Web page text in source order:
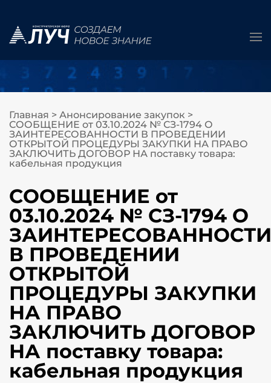
Главная > Анонсирование закупок >
СООБЩЕНИЕ от 03.10.2024 № СЗ-1794 О
ЗАИНТЕРЕСОВАННОСТИ В ПРОВЕДЕНИИ
ОТКРЫТОЙ ПРОЦЕДУРЫ ЗАКУПКИ НА ПРАВО
ЗАКЛЮЧИТЬ ДОГОВОР НА поставку товара:
кабельная продукция
СООБЩЕНИЕ от
03.10.2024 № СЗ-1794 О
ЗАИНТЕРЕСОВАННОСТИ
В ПРОВЕДЕНИИ
ОТКРЫТОЙ
ПРОЦЕДУРЫ ЗАКУПКИ
НА ПРАВО
ЗАКЛЮЧИТЬ ДОГОВОР
НА поставку товара:
кабельная продукция